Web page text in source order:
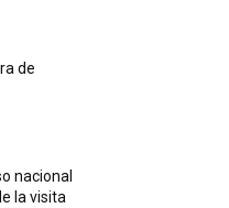
de
nacional
la visita